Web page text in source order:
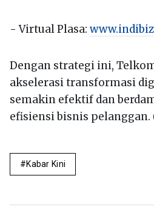
- Virtual Plasa:
Dengan strategi ini,
akselerasi transformasi
semakin efektif dan
efisiensi bisnis
Kabar Kini